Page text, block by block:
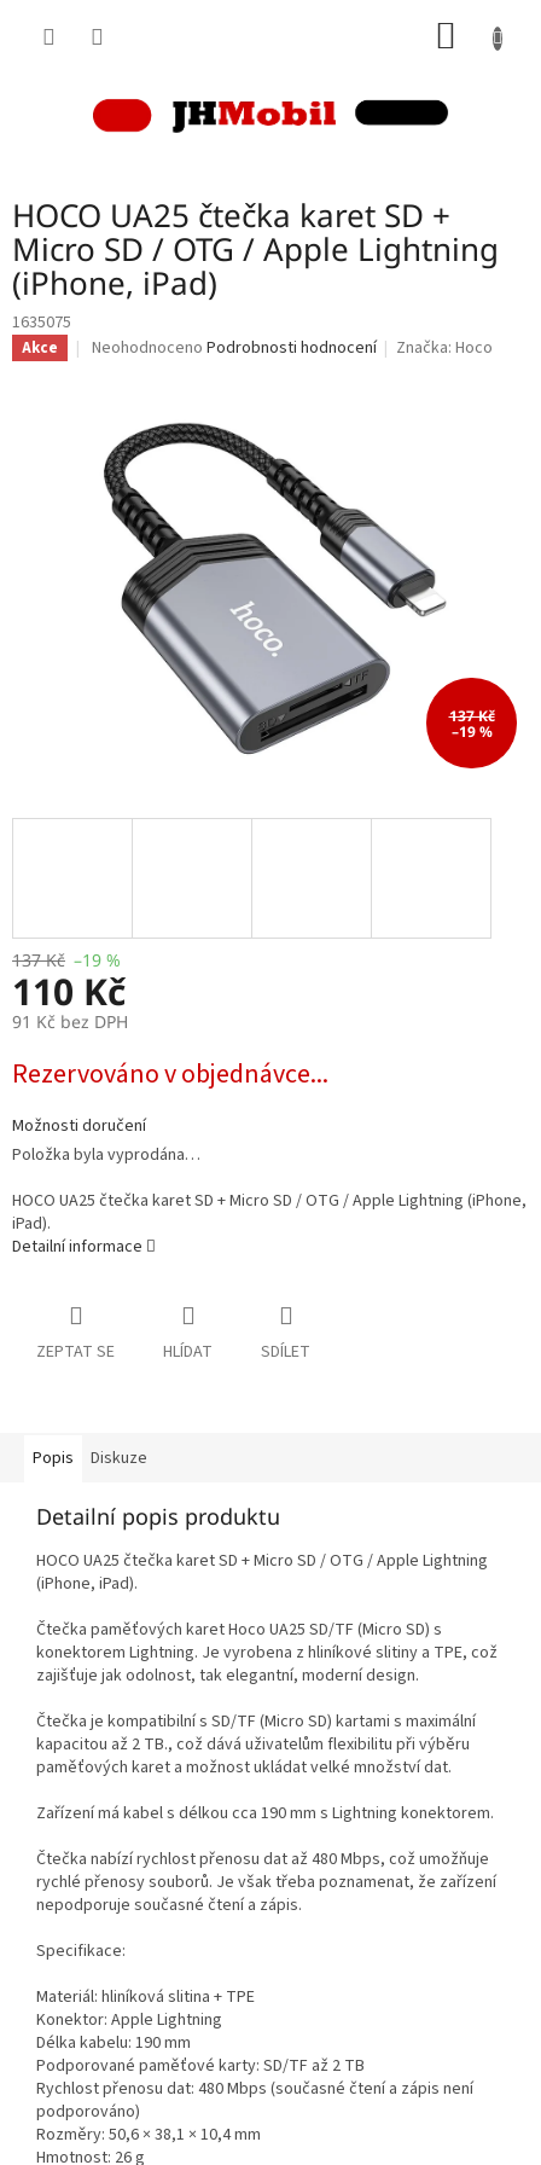
HOCO UA25 čtečka karet SD +
Micro SD / OTG / Apple Lightning
(iPhone, iPad)
1635075
Akce
Průměrné
hvězdiček.
Neohodnoceno Podrobnosti hodnocení Značka:Hoco
137 Kč
–19 %
137 Kč –19 %
110 Kč
91 Kč bez DPH
cena:
Rezervováno v objednávce...
Možnosti doručení
Položka byla vyprodána…
HOCO UA25 čtečka karet SD + Micro SD / OTG / Apple Lightning (iPhone,
iPad).
Detailní informace
ZEPTAT SE HLÍDAT SDÍLET
Popis Diskuze
Detailní popis produktu
HOCO UA25 čtečka karet SD + Micro SD / OTG / Apple Lightning
(iPhone, iPad).
Čtečka paměťových karet Hoco UA25 SD/TF (Micro SD) s
konektorem Lightning. Je vyrobena z hliníkové slitiny a TPE, což
zajišťuje jak odolnost, tak elegantní, moderní design.
Čtečka je kompatibilní s SD/TF (Micro SD) kartami s maximální
kapacitou až 2 TB., což dává uživatelům flexibilitu při výběru
paměťových karet a možnost ukládat velké množství dat.
Zařízení má kabel s délkou cca 190 mm s Lightning konektorem.
Čtečka nabízí rychlost přenosu dat až 480 Mbps, což umožňuje
rychlé přenosy souborů. Je však třeba poznamenat, že zařízení
nepodporuje současné čtení a zápis.
Specifikace:
Materiál: hliníková slitina + TPE
Konektor: Apple Lightning
Délka kabelu: 190 mm
Podporované paměťové karty: SD/TF až 2 TB
Rychlost přenosu dat: 480 Mbps (současné čtení a zápis není
podporováno)
Rozměry: 50,6 × 38,1 × 10,4 mm
Hmotnost: 26 g